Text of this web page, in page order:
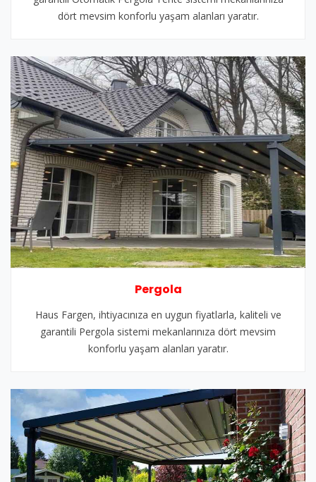
dört mevsim konforlu yaşam alanları yaratır.
Pergola
Haus Fargen, ihtiyacınıza en uygun fiyatlarla, kaliteli ve
garantili Pergola sistemi mekanlarınıza dört mevsim
konforlu yaşam alanları yaratır.